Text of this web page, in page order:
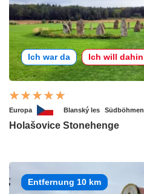
Ich war da Ich will dahin
Europa Blanský les Südböhmen
Holašovice Stonehenge
Entfernung 10 km